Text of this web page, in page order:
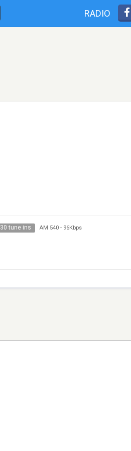
RADIO
30 tune ins AM 540- 96Kbps